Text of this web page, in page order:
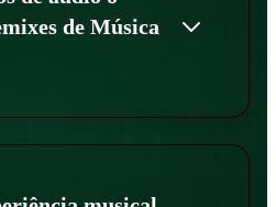
de Música